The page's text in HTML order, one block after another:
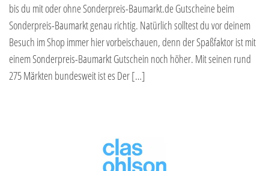
bis du mit oder ohne Sonderpreis-Baumarkt.de Gutscheine beim
Sonderpreis-Baumarkt genau richtig. Natürlich solltest du vor deinem
Besuch im Shop immer hier vorbeischauen, denn der Spaßfaktor ist mit
einem Sonderpreis-Baumarkt Gutschein noch höher. Mit seinen rund
275 Märkten bundesweit ist es Der […]